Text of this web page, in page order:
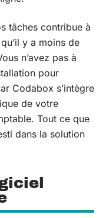
tâches contribue à
y a moins de
n’avez pas à
pour
Codabox s’intègre
de votre
Tout ce que
dans la solution